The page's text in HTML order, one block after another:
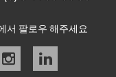
서 팔로우 해주세요
instagramlinkedin